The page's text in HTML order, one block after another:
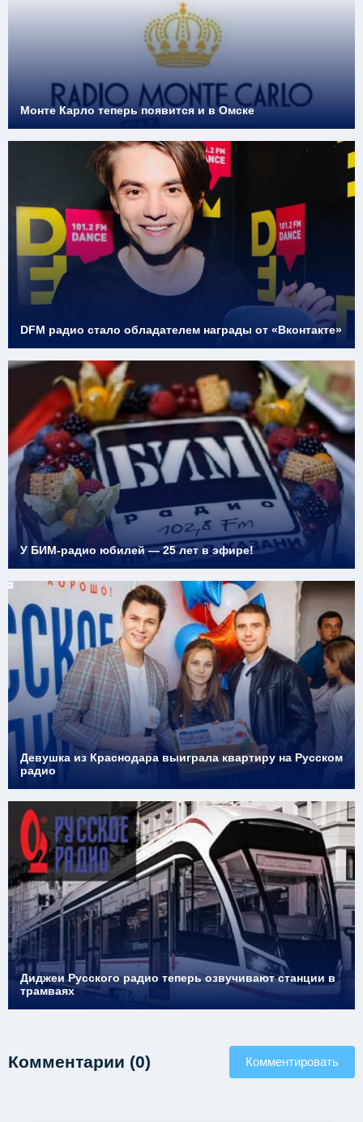
Монте Карло теперь появится и в Омске
DFM радио стало обладателем награды от «Вконтакте»
У БИМ-радио юбилей — 25 лет в эфире!
Девушка из Краснодара выиграла квартиру на Русском
радио
Диджеи Русского радио теперь озвучивают станции в
трамваях
Комментарии (0) Комментировать